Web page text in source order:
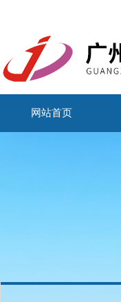
网站首页